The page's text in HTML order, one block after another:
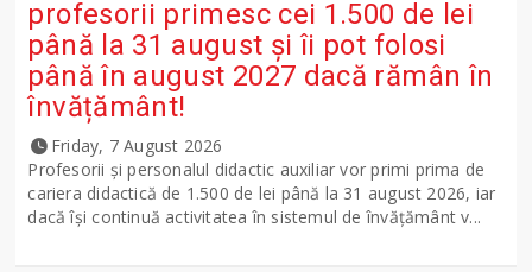
profesorii primesc cei 1.500 de lei
până la 31 august și îi pot folosi
până în august 2027 dacă rămân în
învățământ!
Friday, 7 August 2026
Profesorii și personalul didactic auxiliar vor primi prima de
cariera didactică de 1.500 de lei până la 31 august 2026, iar
dacă își continuă activitatea în sistemul de învățământ v...